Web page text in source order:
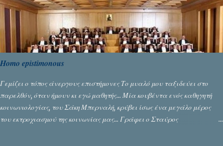
Homo epistimonous
Γεμίζει ο τόπος άνεργους επιστήμονες Το μυαλό μου ταξιδεύει στο
παρελθόν, όταν ήμουν κι εγώ μαθητής... Μία κουβέντα ενός καθηγητή
κοινωνιολογίας, του Σάκη Μπερναλή, κρύβει ίσως ένα μεγάλο μέρος
του εκτροχιασμού της κοινωνίας μας... Γράφει ο Σταύρος